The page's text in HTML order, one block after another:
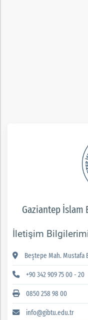
Gaziantep
İletişim
Beştepe Mah. Mustafa
+90 342 909 75 00 - 20
0850 258 98 00
info@gibtu.edu.tr